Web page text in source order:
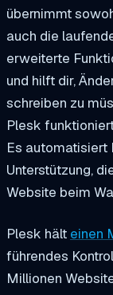
übernimmt
auch die
erweiterte
und hilft dir,
schreiben zu
Plesk
Es automatisiert
Unterstützung,
Website beim
Plesk hält einen
führendes
Millionen